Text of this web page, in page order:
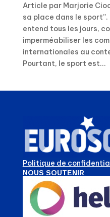
Article par Marjorie
sa place dans le sport”.
entend tous les jours,
imperméabiliser les
internationales au
Pourtant, le sport est...
Politique de
NOUS SOUTENIR